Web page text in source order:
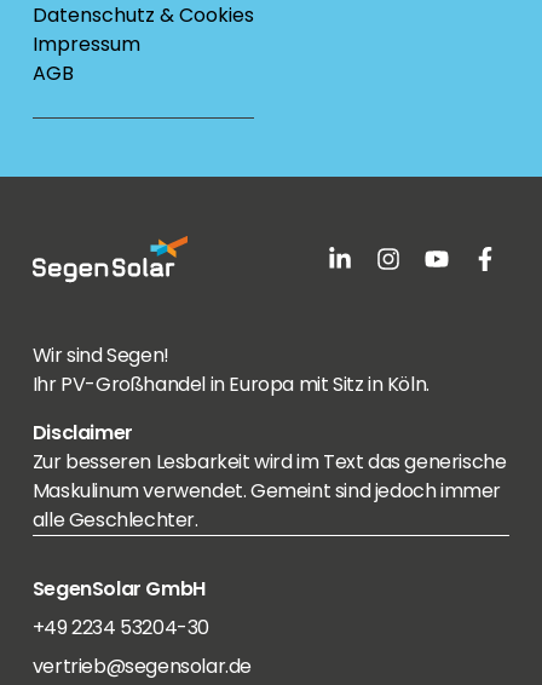
Datenschutz & Cookies
Impressum
AGB
Wir sind Segen!
Ihr PV-Großhandel in Europa mit Sitz in Köln.
Disclaimer
Zur besseren Lesbarkeit wird im Text das generische
Maskulinum verwendet. Gemeint sind jedoch immer
alle Geschlechter.
SegenSolar GmbH
+49 2234 53204-30
vertrieb@segensolar.de